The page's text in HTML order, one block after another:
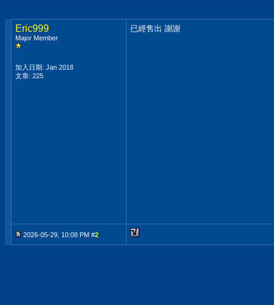
Eric999
Major Member
加入日期: Jan 2018
文章: 225
已經售出 謝謝
2026-05-29, 10:08 PM #2